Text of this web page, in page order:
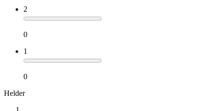
2
0
1
0
Helder